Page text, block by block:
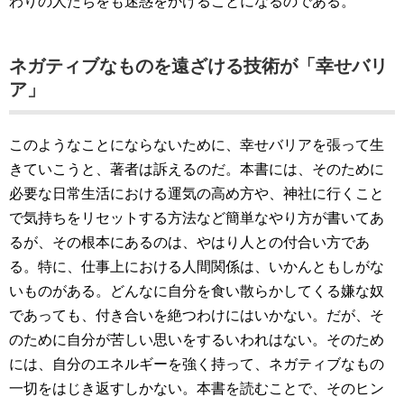
ネガティブなものを遠ざける技術が「幸せバリ
ア」
このようなことにならないために、幸せバリアを張って生
きていこうと、著者は訴えるのだ。本書には、そのために
必要な日常生活における運気の高め方や、神社に行くこと
で気持ちをリセットする方法など簡単なやり方が書いてあ
るが、その根本にあるのは、やはり人との付合い方であ
る。特に、仕事上における人間関係は、いかんともしがな
いものがある。どんなに自分を食い散らかしてくる嫌な奴
であっても、付き合いを絶つわけにはいかない。だが、そ
のために自分が苦しい思いをするいわれはない。そのため
には、自分のエネルギーを強く持って、ネガティブなもの
一切をはじき返すしかない。本書を読むことで、そのヒン